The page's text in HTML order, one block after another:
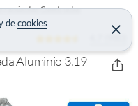
h
B
r
decookies
C
e
r
a
r
Constructor
4.7 (980)
Aluminio 3.19